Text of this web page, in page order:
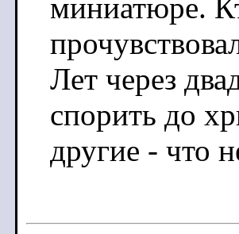
миниатюре.
Лет через
спорить до
другие - что